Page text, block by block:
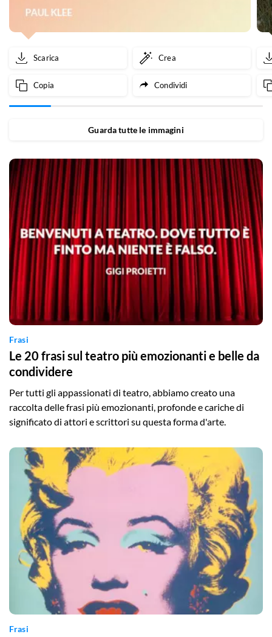
Scarica Crea
Copia Condividi
Guarda tutte le immagini
Frasi
Le 20 frasi sul teatro più emozionanti e belle da
condividere
Per tutti gli appassionati di teatro, abbiamo creato una
raccolta delle frasi più emozionanti, profonde e cariche di
significato di attori e scrittori su questa forma d'arte.
Frasi